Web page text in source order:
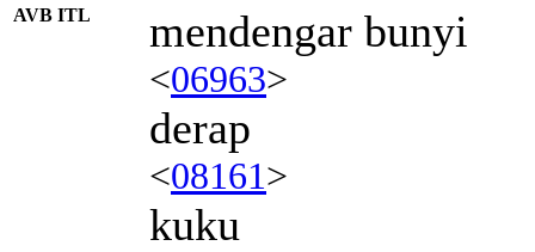
AVB ITL mendengar bunyi
<06963>
derap
<08161>
kuku